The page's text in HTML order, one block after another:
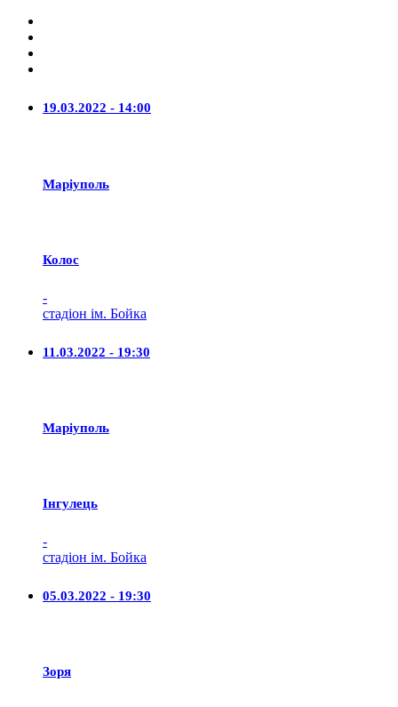
19.03.2022 - 14:00
Маріуполь
Колос
-
стадіон ім. Бойка
11.03.2022 - 19:30
Маріуполь
Iнгулець
-
стадіон ім. Бойка
05.03.2022 - 19:30
Зоря